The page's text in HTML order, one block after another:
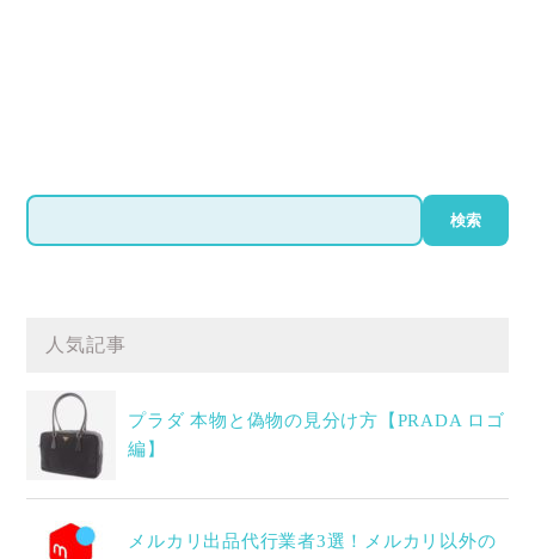
検
索
検索
人気記事
プラダ 本物と偽物の見分け方【PRADA ロゴ
編】
メルカリ出品代行業者3選！メルカリ以外の